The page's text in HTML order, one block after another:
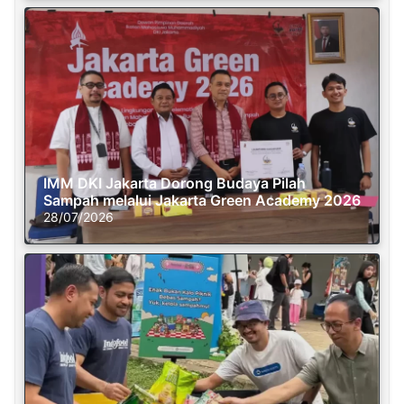
IMM DKI Jakarta Dorong Budaya Pilah
Sampah melalui Jakarta Green Academy 2026
28/07/2026